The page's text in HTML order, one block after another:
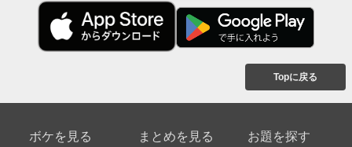
Topに戻る
ボケを見る まとめを見る お題を探す